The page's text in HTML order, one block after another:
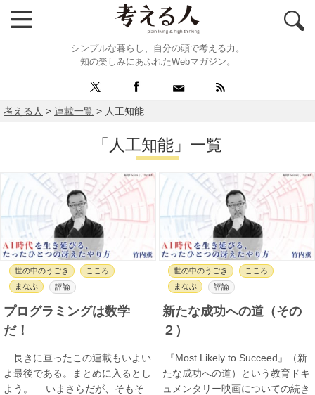
シンプルな暮らし、自分の頭で考える力。
知の楽しみにあふれたWebマガジン。
考える人 > 連載一覧 > 人工知能
「人工知能」一覧
世の中のうごき
こころ
まなぶ
評論
プログラミングは数学
だ！
長きに亘ったこの連載もいよい
よ最後である。まとめに入るとし
よう。 いまさらだが、そもそ
世の中のうごき
こころ
まなぶ
評論
新たな成功への道（その
２）
『Most Likely to Succeed』（新
たな成功への道）という教育ドキ
ュメンタリー映画についての続き